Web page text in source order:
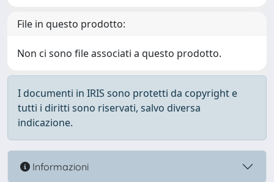
File in questo prodotto:
Non ci sono file associati a questo prodotto.
I documenti in IRIS sono protetti da copyright e
tutti i diritti sono riservati, salvo diversa
indicazione.
Informazioni